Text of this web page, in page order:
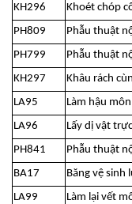
KH296
Khoét chóp
PH809
Phẫu thuật
PH799
Phẫu thuật
KH297
Khâu rách
LA95
Làm hậu
LA96
Lấy dị vật
PH841
Phẫu thuật
BA17
Băng vệ sinh
LA99
Làm lại vết